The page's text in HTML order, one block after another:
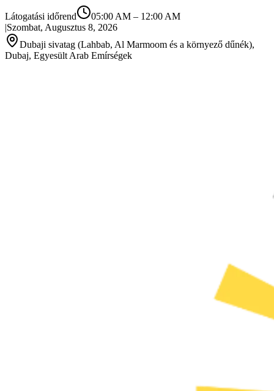
Látogatási időrend 05:00 AM – 12:00 AM
|Szombat, Augusztus 8, 2026
Dubaji sivatag (Lahbab, Al Marmoom és a környező dűnék),
Dubaj, Egyesült Arab Emírségek